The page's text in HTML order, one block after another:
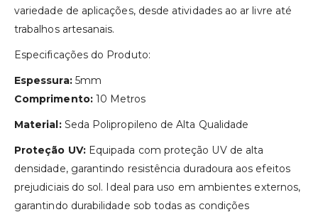
variedade de aplicações, desde atividades ao ar livre até
trabalhos artesanais.
Especificações do Produto:
Espessura:5mm
Comprimento:10 Metros
Material:Seda Polipropileno de Alta Qualidade
Proteção UV:Equipada com proteção UV de alta
densidade, garantindo resistência duradoura aos efeitos
prejudiciais do sol. Ideal para uso em ambientes externos,
garantindo durabilidade sob todas as condições